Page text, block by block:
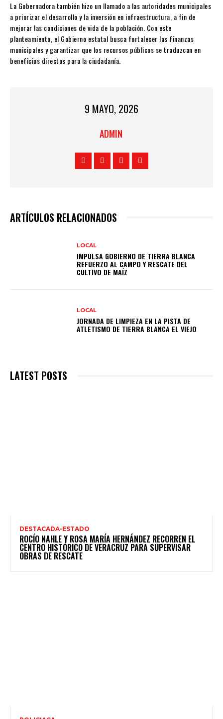
La Gobernadora también hizo un llamado a las autoridades municipales
a priorizar el desarrollo y la inversión en infraestructura, a fin de
mejorar las condiciones de vida de la población. Con este
planteamiento, el Gobierno estatal busca fortalecer las finanzas
municipales y garantizar que los recursos públicos se traduzcan en
beneficios directos para la ciudadanía.
9 MAYO, 2026
ADMIN
ARTÍCULOS RELACIONADOS
LOCAL
IMPULSA GOBIERNO DE TIERRA BLANCA
REFUERZO AL CAMPO Y RESCATE DEL
CULTIVO DE MAÍZ
LOCAL
JORNADA DE LIMPIEZA EN LA PISTA DE
ATLETISMO DE TIERRA BLANCA EL VIEJO
LATEST POSTS
DESTACADA-ESTADO
ROCÍO NAHLE Y ROSA MARÍA HERNÁNDEZ RECORREN EL
CENTRO HISTÓRICO DE VERACRUZ PARA SUPERVISAR
OBRAS DE RESCATE